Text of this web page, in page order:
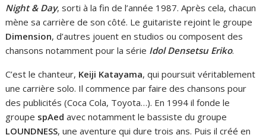
Night & Day, sorti à la fin de l’année 1987. Après cela, chacun
mène sa carrière de son côté. Le guitariste rejoint le groupe
Dimension, d’autres jouent en studios ou composent des
chansons notamment pour la série Idol Densetsu Eriko.
C’est le chanteur, Keiji Katayama, qui poursuit véritablement
une carrière solo. Il commence par faire des chansons pour
des publicités (Coca Cola, Toyota…). En 1994 il fonde le
groupe spAed avec notamment le bassiste du groupe
LOUNDNESS, une aventure qui dure trois ans. Puis il créé en